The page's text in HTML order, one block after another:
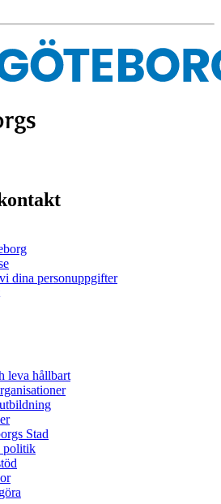
dina personuppgifter
leva hållbart
Stad
politik